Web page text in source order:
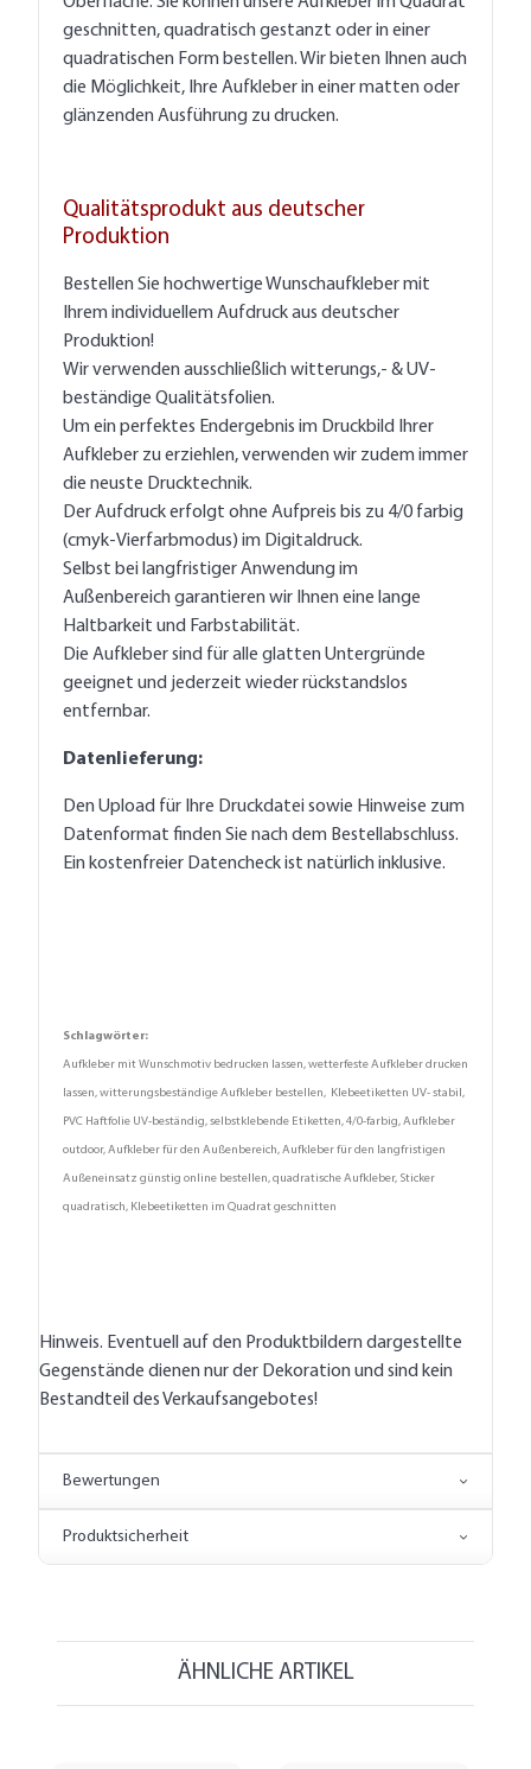
geschnitten, quadratisch gestanzt oder in einer
quadratischen Form bestellen. Wir bieten Ihnen auch
die Möglichkeit, Ihre Aufkleber in einer matten oder
glänzenden Ausführung zu drucken.
Qualitätsprodukt aus deutscher
Produktion
Bestellen Sie hochwertige Wunschaufkleber mit
Ihrem individuellem Aufdruck aus deutscher
Produktion!
Wir verwenden ausschließlich witterungs,- & UV-
beständige Qualitätsfolien.
Um ein perfektes Endergebnis im Druckbild Ihrer
Aufkleber zu erziehlen, verwenden wir zudem immer
die neuste Drucktechnik.
Der Aufdruck erfolgt ohne Aufpreis bis zu 4/0 farbig
(cmyk-Vierfarbmodus) im Digitaldruck.
Selbst bei langfristiger Anwendung im
Außenbereich garantieren wir Ihnen eine lange
Haltbarkeit und Farbstabilität.
Die Aufkleber sind für alle glatten Untergründe
geeignet und jederzeit wieder rückstandslos
entfernbar.
Datenlieferung:
Den Upload für Ihre Druckdatei sowie Hinweise zum
Datenformat finden Sie nach dem Bestellabschluss.
Ein kostenfreier Datencheck ist natürlich inklusive.
Schlagwörter:
Aufkleber mit Wunschmotiv bedrucken lassen, wetterfeste Aufkleber drucken
lassen, witterungsbeständige Aufkleber bestellen, Klebeetiketten UV- stabil,
PVC Haftfolie UV-beständig, selbstklebende Etiketten, 4/0-farbig, Aufkleber
outdoor, Aufkleber für den Außenbereich, Aufkleber für den langfristigen
Außeneinsatz günstig online bestellen, quadratische Aufkleber, Sticker
quadratisch, Klebeetiketten im Quadrat geschnitten
Hinweis. Eventuell auf den Produktbildern dargestellte
Gegenstände dienen nur der Dekoration und sind kein
Bestandteil des Verkaufsangebotes!
Bewertungen
Produktsicherheit
ÄHNLICHE ARTIKEL